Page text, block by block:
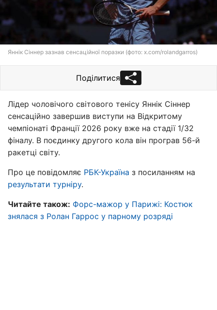
Яннік Сіннер зазнав сенсаційної поразки (фото: x.com/rolandgarros)
Поділитися
Лідер чоловічого світового тенісу Яннік Сіннер
сенсаційно завершив виступи на Відкритому
чемпіонаті Франції 2026 року вже на стадії 1/32
фіналу. В поєдинку другого кола він програв 56-й
ракетці світу.
Про це повідомляє РБК-Україна з посиланням на
результати турніру.
Читайте також: Форс-мажор у Парижі: Костюк
знялася з Ролан Гаррос у парному розряді